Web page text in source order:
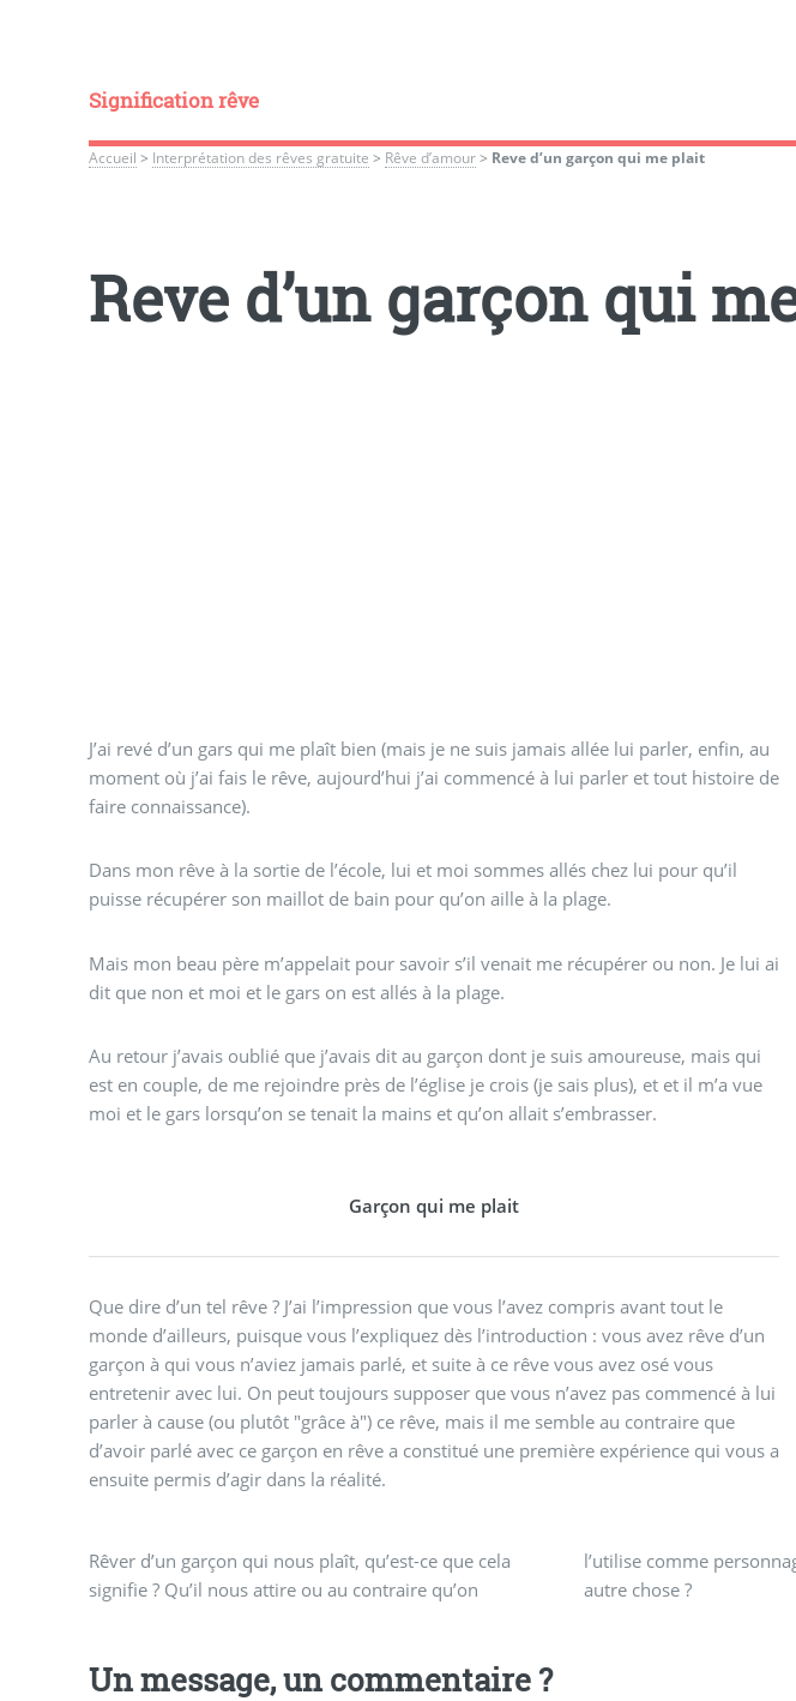
Signification rêve
Accueil > Interprétation des rêves gratuite > Rêve d’amour> Reve d’un garçon qui me plait
Reve d’un garçon qui
J’ai revé d’un gars qui me plaît bien (mais je ne suis jamais allée lui parler, enfin, au
moment où j’ai fais le rêve, aujourd’hui j’ai commencé à lui parler et tout histoire de
faire connaissance).
Dans mon rêve à la sortie de l’école, lui et moi sommes allés chez lui pour qu’il
puisse récupérer son maillot de bain pour qu’on aille à la plage.
Mais mon beau père m’appelait pour savoir s’il venait me récupérer ou non. Je lui ai
dit que non et moi et le gars on est allés à la plage.
Au retour j’avais oublié que j’avais dit au garçon dont je suis amoureuse, mais qui
est en couple, de me rejoindre près de l’église je crois (je sais plus), et et il m’a vue
moi et le gars lorsqu’on se tenait la mains et qu’on allait s’embrasser.
Garçon qui me plait
Que dire d’un tel rêve ? J’ai l’impression que vous l’avez compris avant tout le
monde d’ailleurs, puisque vous l’expliquez dès l’introduction : vous avez rêve d’un
garçon à qui vous n’aviez jamais parlé, et suite à ce rêve vous avez osé vous
entretenir avec lui. On peut toujours supposer que vous n’avez pas commencé à lui
parler à cause (ou plutôt "grâce à") ce rêve, mais il me semble au contraire que
d’avoir parlé avec ce garçon en rêve a constitué une première expérience qui vous a
ensuite permis d’agir dans la réalité.
Rêver d’un garçon qui nous plaît, qu’est-ce que cela
signifie ? Qu’il nous attire ou au contraire qu’on
l’utilise comme personnage dans nos reves pour dire
autre chose ?
Un message, un commentaire ?